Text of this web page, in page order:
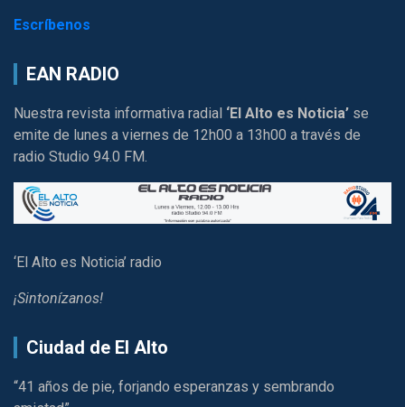
Escríbenos
EAN RADIO
Nuestra revista informativa radial ‘El Alto es Noticia’ se
emite de lunes a viernes de 12h00 a 13h00 a través de
radio Studio 94.0 FM.
‘El Alto es Noticia’ radio
¡Sintonízanos!
Ciudad de El Alto
“41 años de pie, forjando esperanzas y sembrando